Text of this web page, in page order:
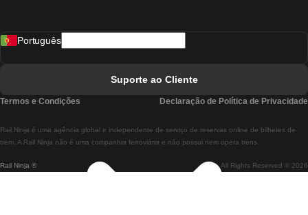
Comboios De Lisboa A Braga
Comboios De Braga A Lisboa
Rail Ninja ® All Rights Reserved © 2026
Rail.Ninja é uma agência global e independente de serviço de reservas online de bilhetes de
trem. A Rail Ninja não é uma companhia ferroviária e não possui nem opera trens.
Português
Suporte ao Cliente
Termos e Condições Declaração de Política de Privacidade